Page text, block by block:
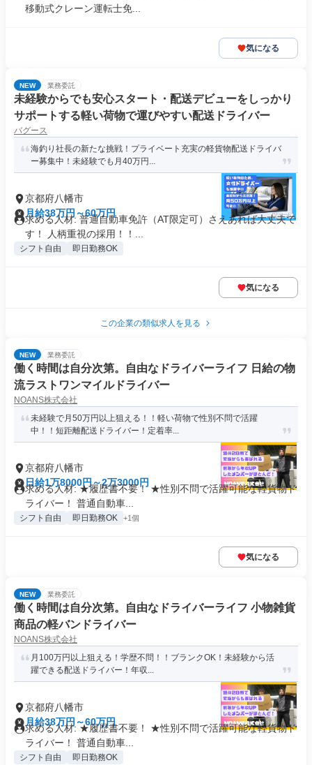
移動式クレーン運転士免...
気になる
NEW 業務委託
未経験からでも安心スタート・配送デビューをしっかり
サポートする軽い荷物で運びやすい配送ドライバー
バグース
海釣り社長の新たな挑戦！プライベート充実の軽貨物配送ドライバ
ー募集中！未経験でも月40万円...
京都府八幡市
月給38万円～60万円
求める人材: 普通自動車免許（AT限定可）さえあれば大丈夫で
す！ 人柄重視の採用！！...
シフト自由 即日勤務OK
気になる
この企業の類似求人を見る
NEW 業務委託
働く時間は自分次第。自由なドライバーライフ 日給の物
流ラストワンマイルドライバー
NOANS株式会社
未経験で月50万円以上狙える！！軽い荷物で性別不問で活躍
中！！短距離配送ドライバー！定着率...
京都府八幡市
日給1万8000円～2万3000円
求める人材: ★履歴書不要！ ★性別不問で活躍可能な軽貨物ド
ライバー！ 普通自動車...
シフト自由 即日勤務OK +1個
気になる
NEW 業務委託
働く時間は自分次第。自由なドライバーライフ 小物雑貨
商品の軽バンドライバー
NOANS株式会社
月100万円以上狙える！学歴不問！！ブランクOK！未経験から活
躍できる配送ドライバー！年収...
京都府八幡市
月給38万円～60万円
求める人材: ★履歴書不要！ ★性別不問で活躍可能な軽貨物ド
ライバー！ 普通自動車...
シフト自由 即日勤務OK